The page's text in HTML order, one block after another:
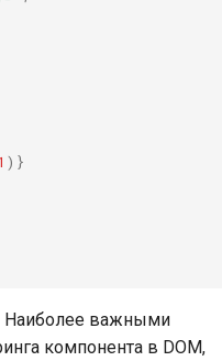
)}
Наиболее важными
компонента в DOM,